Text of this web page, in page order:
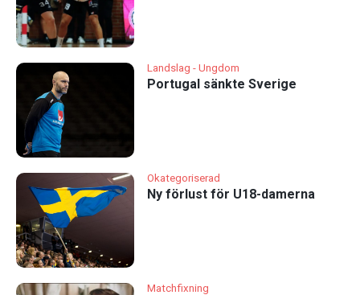
Landslag - Ungdom
Portugal sänkte Sverige
Okategoriserad
Ny förlust för U18-damerna
Matchfixning